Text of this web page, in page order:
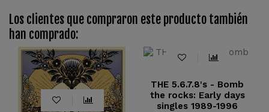
Los clientes que compraron este producto también
han comprado:
THE 5.6.7.8's - Bomb
the rocks: Early days
singles 1989-1996